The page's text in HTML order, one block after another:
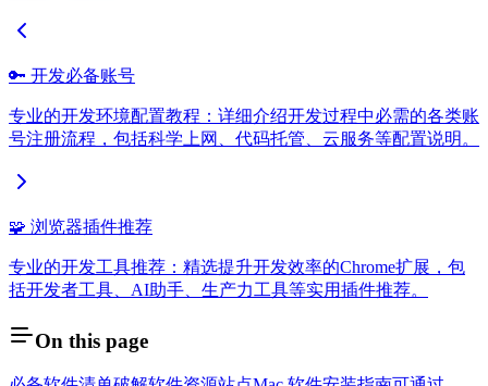
🔑 开发必备账号
专业的开发环境配置教程：详细介绍开发过程中必需的各类账
号注册流程，包括科学上网、代码托管、云服务等配置说明。
🧩 浏览器插件推荐
专业的开发工具推荐：精选提升开发效率的Chrome扩展，包
括开发者工具、AI助手、生产力工具等实用插件推荐。
On this page